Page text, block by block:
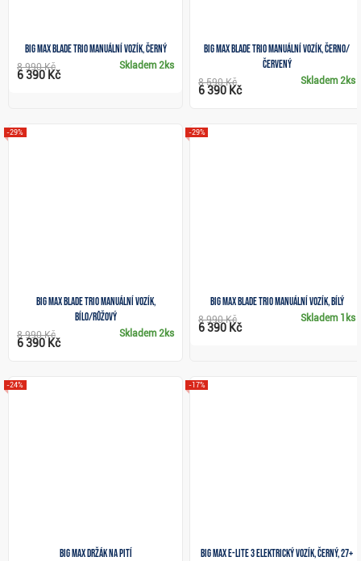
Big Max Blade Trio manuální vozík, černý
Skladem2ks
8 990 Kč
6 390 Kč
Big Max Blade Trio manuální vozík, černo/
červený
Skladem2ks
8 590 Kč
6 390 Kč
Big Max Blade Trio manuální vozík,
bílo/růžový
-29%
Skladem 2ks
8 990 Kč
6 390 Kč
Big Max Blade Trio manuální vozík, bílý
-29%
Skladem 1ks
8 990 Kč
6 390 Kč
Big Max držák na pití
-24%
Big Max e-Lite 3 elektrický vozík, černý, 27+
-17%